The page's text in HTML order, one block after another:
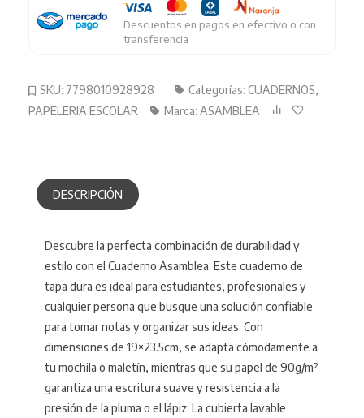
SKU: 7798010928928 Categorías: CUADERNOS,
PAPELERIA ESCOLAR
Marca: ASAMBLEA
Descuentos en pagos en efectivo o con
transferencia
DESCRIPCIÓN
Descubre la perfecta combinación de durabilidad y
estilo con el Cuaderno Asamblea. Este cuaderno de
tapa dura es ideal para estudiantes, profesionales y
cualquier persona que busque una solución confiable
para tomar notas y organizar sus ideas. Con
dimensiones de 19×23.5cm, se adapta cómodamente a
tu mochila o maletín, mientras que su papel de 90g/m²
garantiza una escritura suave y resistencia a la
presión de la pluma o el lápiz. La cubierta lavable